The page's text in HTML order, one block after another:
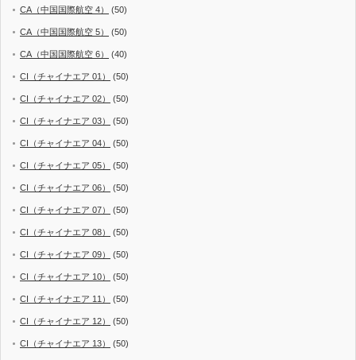
CA（中国国際航空 4） (50)
CA（中国国際航空 5） (50)
CA（中国国際航空 6） (40)
CI（チャイナエア 01） (50)
CI（チャイナエア 02） (50)
CI（チャイナエア 03） (50)
CI（チャイナエア 04） (50)
CI（チャイナエア 05） (50)
CI（チャイナエア 06） (50)
CI（チャイナエア 07） (50)
CI（チャイナエア 08） (50)
CI（チャイナエア 09） (50)
CI（チャイナエア 10） (50)
CI（チャイナエア 11） (50)
CI（チャイナエア 12） (50)
CI（チャイナエア 13） (50)